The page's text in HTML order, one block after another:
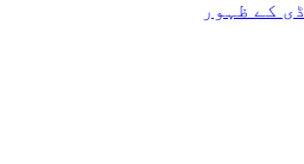
کے ظہور